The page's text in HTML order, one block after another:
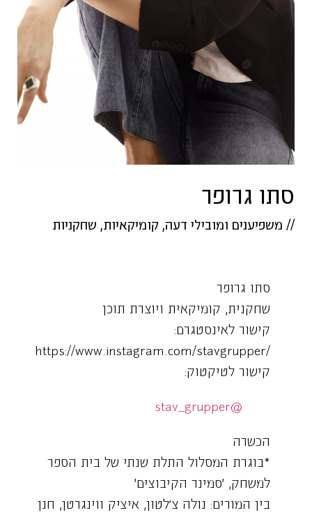
סתו גרופר
// משפיענים ומובילי דעה, קומיקאיות, שחקניות
סתו גרופר
שחקנית, קומיקאית ויוצרת תוכן
קישור לאינסטגרם:
/https://www.instagram.com/stavgrupper
קישור לטיקטוק:
@stav_grupper
הכשרה
*בוגרת המסלול התלת שנתי של בית הספר
למשחק, ׳סמינר הקיבוצים׳
בין המורים: נולה צ'לטון, איציק ווינגרטן, חנן